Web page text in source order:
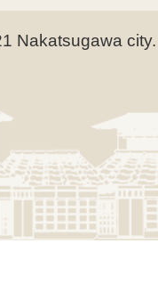
Nakatsugawa